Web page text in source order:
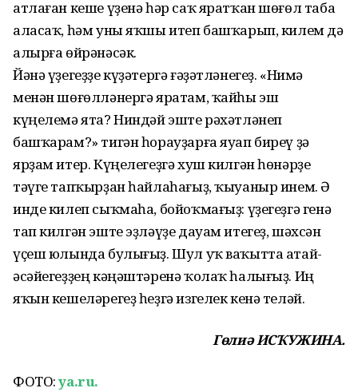
атлаған кеше үҙенә һәр саҡ яратҡан шөғөл таба
аласаҡ, һәм уны яҡшы итеп башҡарып, килем дә
алырға өйрәнәсәк.
Йәнә үҙегеҙҙе күҙәтергә ғәҙәтләнегеҙ. «Нимә
менән шөғөлләнергә яратам, ҡайһы эш
күңелемә ята? Ниндәй эште рәхәтләнеп
башҡарам?» тигән һорауҙарға яуап биреү ҙә
ярҙам итер. Күңелегеҙгә хуш килгән һөнәрҙе
тәүге тапҡырҙан һайлаһағыҙ, ҡыуаныр инем. Ә
инде килеп сыҡмаһа, бойоҡмағыҙ: үҙегеҙгә генә
тап килгән эште эҙләүҙе дауам итегеҙ, шәхсән
үҫеш юлында булығыҙ. Шул уҡ ваҡытта атай-
әсәйегеҙҙең кәңәштәренә ҡолаҡ һалығыҙ. Иң
яҡын кешеләрегеҙ һеҙгә изгелек кенә теләй.
Гөлиә ИСҠУЖИНА.
ФОТО:ya.ru.